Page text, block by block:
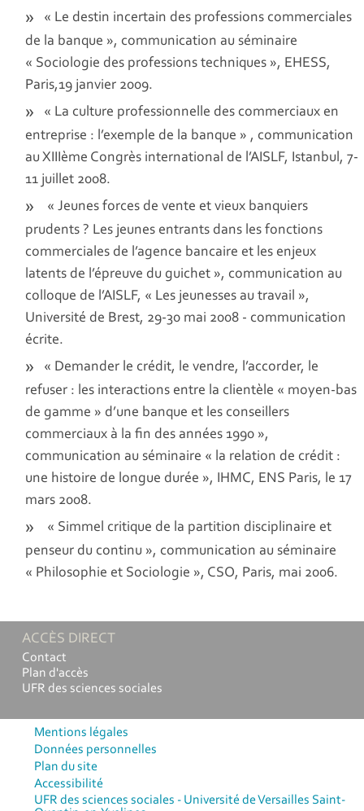
« Le destin incertain des professions commerciales
de la banque », communication au séminaire
« Sociologie des professions techniques », EHESS,
Paris,19 janvier 2009.
« La culture professionnelle des commerciaux en
entreprise : l’exemple de la banque » , communication
au XIIIème Congrès international de l’AISLF, Istanbul, 7-
11 juillet 2008.
« Jeunes forces de vente et vieux banquiers
prudents ? Les jeunes entrants dans les fonctions
commerciales de l’agence bancaire et les enjeux
latents de l’épreuve du guichet », communication au
colloque de l’AISLF, « Les jeunesses au travail »,
Université de Brest, 29-30 mai 2008 - communication
écrite.
« Demander le crédit, le vendre, l’accorder, le
refuser : les interactions entre la clientèle « moyen-bas
de gamme » d’une banque et les conseillers
commerciaux à la fin des années 1990 »,
communication au séminaire « la relation de crédit :
une histoire de longue durée », IHMC, ENS Paris, le 17
mars 2008.
« Simmel critique de la partition disciplinaire et
penseur du continu », communication au séminaire
« Philosophie et Sociologie », CSO, Paris, mai 2006.
ACCÈS DIRECT
Contact
Plan d'accès
UFR des sciences sociales
Mentions légales
Données personnelles
Plan du site
Accessibilité
UFR des sciences sociales - Université de Versailles Saint-